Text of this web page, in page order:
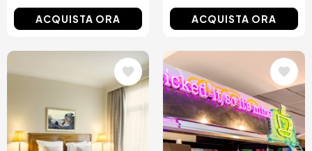
ACQUISTA ORA ACQUISTA ORA
Immagine Immagine